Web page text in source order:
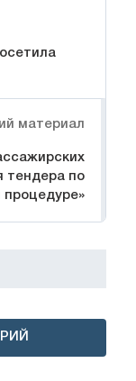
материал
тендера по
процедуре»